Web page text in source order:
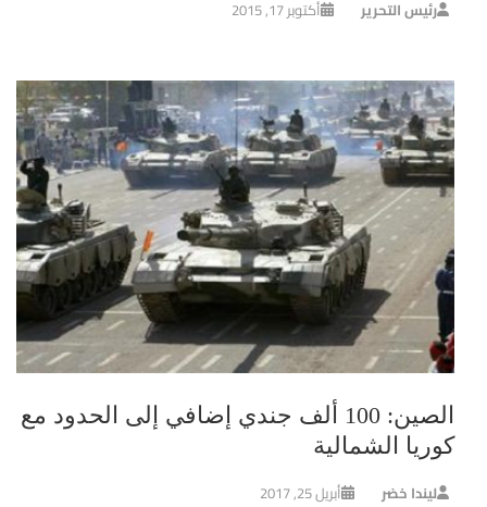
رئيس التحرير أكتوبر 17, 2015
الصين: 100 ألف جندي إضافي إلى الحدود مع
كوريا الشمالية
ليندا خضر أبريل 25, 2017